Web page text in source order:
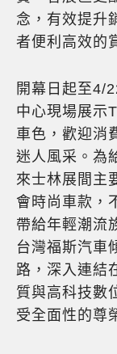
念，有效提升
者便利高效的
開幕日起至4/
中心現場展示
車色，歡迎消
迷人風采。為
來士林展間主
會時尚車款，
帶給年輕潮流
台灣福斯汽車
路，深入連結
質與高科技數
受全面性的尊